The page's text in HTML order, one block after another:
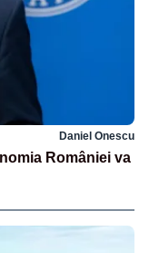
Daniel Onescu
României va